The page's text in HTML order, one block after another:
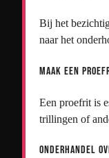
Bij het
naar het
Maak een
Een proefrit is
trillingen of
Onderhandel